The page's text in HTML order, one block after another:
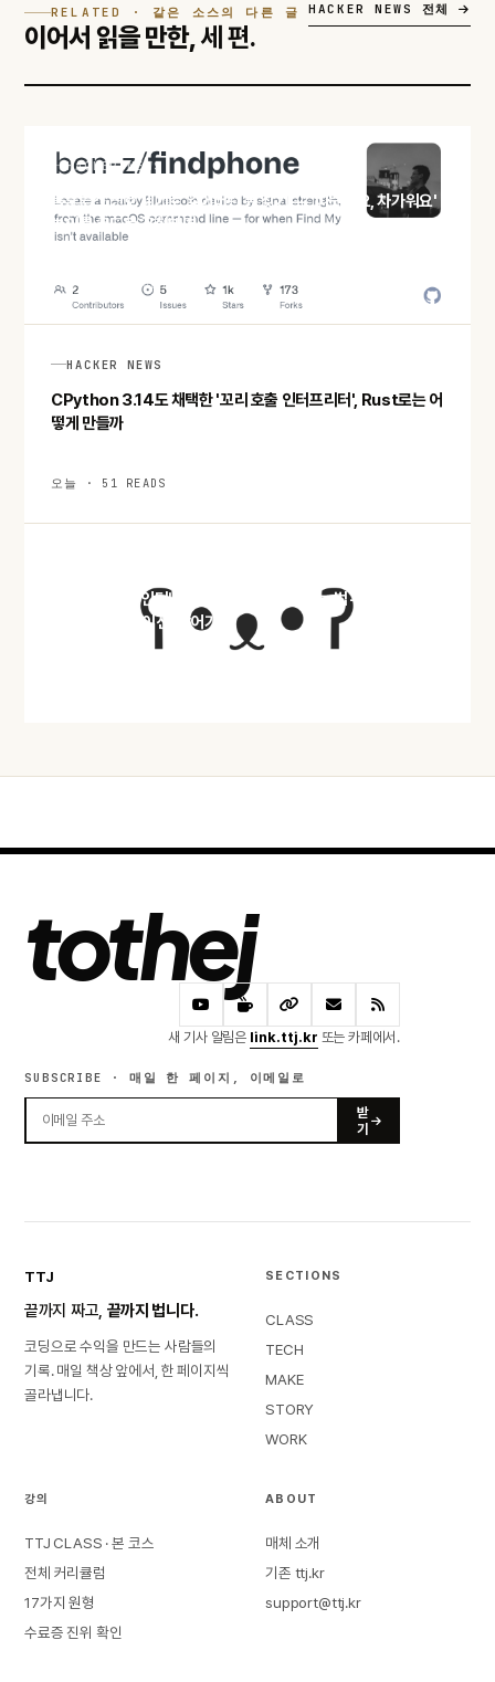
RELATED · 같은 소스의 다른 글
이어서 읽을 만한,세 편.
HACKER NEWS 전체
HACKER NEWS
블루투스 신호 세기로 잃어버린 폰 찾기 — '따뜻해요, 차가워요'
놀이를 코드로 구현하면
오늘 · 55 READS
HACKER NEWS
CPython 3.14도 채택한 '꼬리 호출 인터프리터', Rust로는 어
떻게 만들까
오늘 · 51 READS
점점 나빠지는 인터넷에서 내 머릿속을 지키는 법 — 어느 개발자
의 '엔시티피케이션' 방어기
tothej
새 기사 알림은 link.ttj.kr 또는 카페에서.
SUBSCRIBE · 매일 한 페이지, 이메일로
받
기
TTJ
끝까지 짜고, 끝까지 법니다.
코딩으로 수익을 만드는 사람들의
기록. 매일 책상 앞에서, 한 페이지씩
골라냅니다.
SECTIONS
CLASS
TECH
MAKE
STORY
WORK
강의
TTJ CLASS · 본 코스
전체 커리큘럼
17가지 원형
수료증 진위 확인
ABOUT
매체 소개
기존 ttj.kr
support@ttj.kr